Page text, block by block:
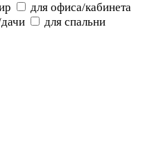
для офиса/кабинета
для спальни